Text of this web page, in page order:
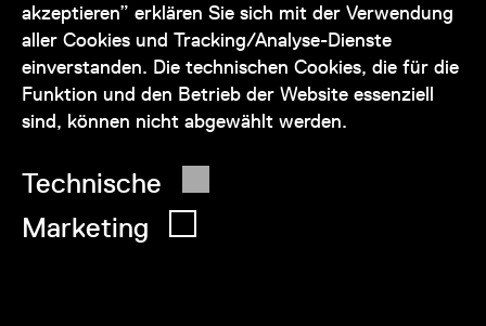
akzeptieren” erklären Sie sich mit der Verwendung
aller Cookies und Tracking/Analyse-Dienste
einverstanden. Die technischen Cookies, die für die
Funktion und den Betrieb der Website essenziell
sind, können nicht abgewählt werden.
Technische
Marketing
service@wienmuseum.at
© 2026 Wien Museum